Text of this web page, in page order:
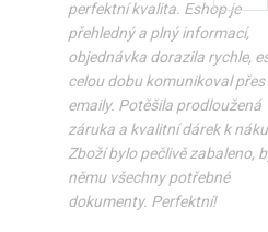
perfektní kvalita. Eshop je
přehledný a plný informací,
objednávka dorazila rychle,
celou dobu komunikoval přes
emaily. Potěšila prodloužená
záruka a kvalitní dárek k
Zboží bylo pečlivě zabaleno,
němu všechny potřebné
dokumenty. Perfektní!